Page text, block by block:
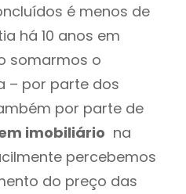
é menos de
há 10 anos em
somarmos o
– por parte dos
por parte de
imobiliário na
percebemos
do preço das